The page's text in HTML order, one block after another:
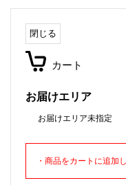
閉じる
カート
お届けエリア
お届けエリア未指定
・商品をカートに追加